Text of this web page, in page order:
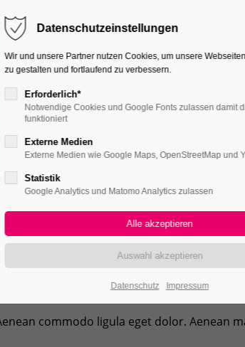
sit amet:
for our customers
- 5:00pm(GMT +1)
Get in touch
Cybersteel
376-293 City
Have any
Drop us a
commodo ligula eget dolor. Aenean
Datenschutzeinstellungen
Wir und unsere Partner nutzen Cookies, um unsere
zu gestalten und fortlaufend zu verbessern.
Erforderlich*
Notwendige Cookies und Google Fonts zulassen damit
funktioniert
Externe Medien
Externe Medien wie Google Maps, OpenStreetMap und
Statistik
Google Analytics und Matomo Analytics zulassen
Datenschutz Impressum